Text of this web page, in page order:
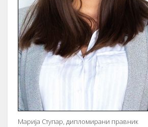
Марија Ступар, дипломирани правник